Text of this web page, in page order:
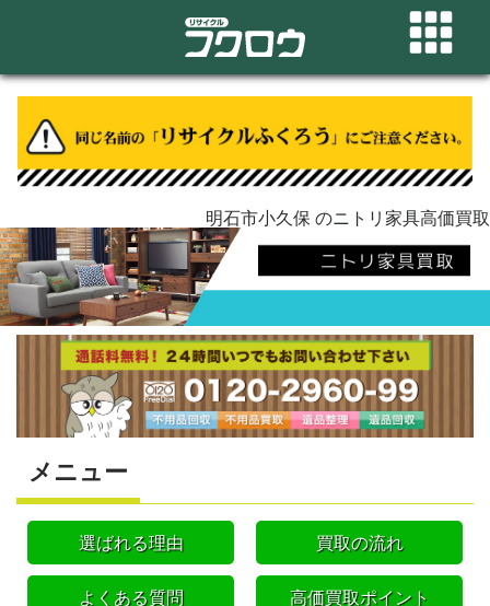
明石市小久保 のニトリ家具高価買取
メニュー
選ばれる理由 買取の流れ
よくある質問 高価買取ポイント